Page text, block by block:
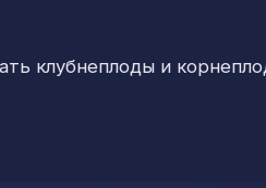
клубнеплоды и